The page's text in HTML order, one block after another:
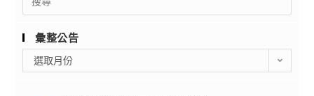
for:
彙整公告
整
選取月份